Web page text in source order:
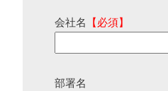
会社名 【必須】
部署名